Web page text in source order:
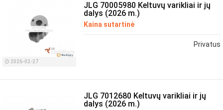
2026-02-27
JLG 70005980 Keltuvų varikliai ir jų
dalys (2026 m.)
Kaina sutartinė
Privatus
JLG 7012680 Keltuvų varikliai ir jų
dalys (2026 m.)